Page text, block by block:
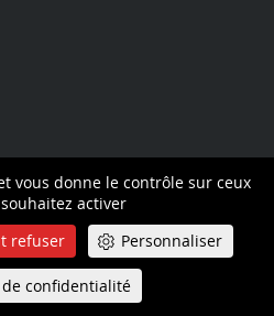
vous donne le contrôle sur ceux
activer
refuser Personnaliser
confidentialité